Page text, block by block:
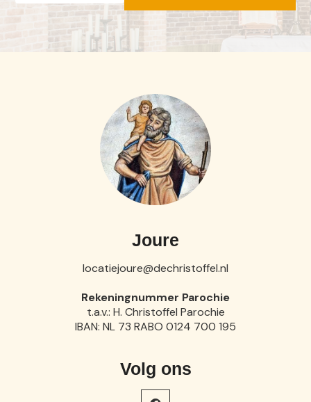
Joure
locatiejoure@dechristoffel.nl
Rekeningnummer Parochie
t.a.v.: H. Christoffel Parochie
IBAN: NL 73 RABO 0124 700 195
Volg ons